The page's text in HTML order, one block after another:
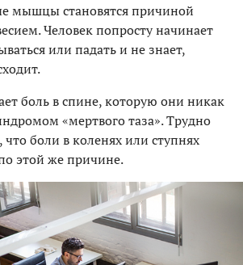
мышцы становятся причиной
Человек попросту начинает
или падать и не знает,
боль в спине, которую они никак
«мертвого таза». Трудно
что боли в коленях или ступнях
этой же причине.